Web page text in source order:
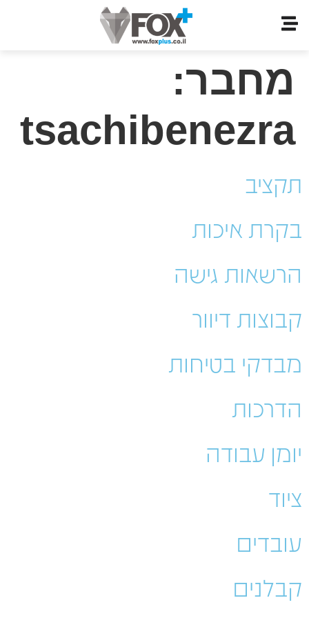
מחבר:
tsachibenezra
תקציב
בקרת איכות
הרשאות גישה
קבוצות דיוור
מבדקי בטיחות
הדרכות
יומן עבודה
ציוד
עובדים
קבלנים